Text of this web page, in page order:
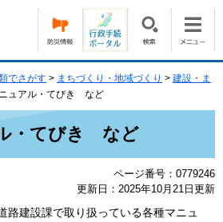
でさがす > まちづくり・地域づくり > 建設・ま
ュアル・てびき など
・てびき など
ページ番号：0779246
更新日：2025年10月21日更新
建設課で取り扱っている各種マニュ